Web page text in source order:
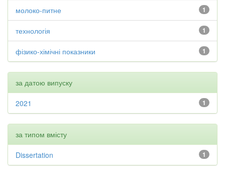
1
молоко-питне
1
технологія
1
фізико-хімічні показники
за датою випуску
1
2021
за типом вмісту
1
Dissertation